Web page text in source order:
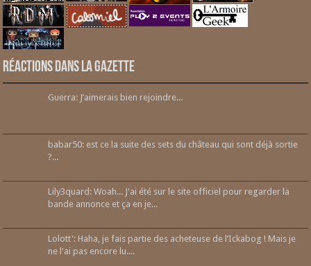
Réactions dans la gazette
Guerra: J’aimerais bien rejoindre...
babar50: est ce la suite des sets du château qui sont déjà sortie
?...
Lily3quard: Woah... J'ai été sur le site officiel pour regarder la
bande annonce et ça en je...
Lolott': Haha, je fais partie des acheteuse de l’Ickabog ! Mais je
ne l'ai pas encore lu....